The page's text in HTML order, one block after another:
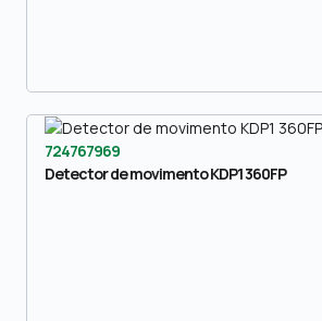
724767969
Detector de movimento KDP1 360FP